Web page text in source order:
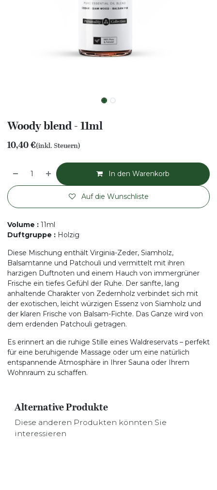
Woody blend - 11ml
10,40€(inkl. Steuern)
In den Warenkorb
Auf die Wunschliste
Volume : 11ml
Duftgruppe : Holzig
Diese Mischung enthält Virginia-Zeder, Siamholz,
Balsamtanne und Patchouli und vermittelt mit ihren
harzigen Duftnoten und einem Hauch von immergrüner
Frische ein tiefes Gefühl der Ruhe. Der sanfte, lang
anhaltende Charakter von Zedernholz verbindet sich mit
der exotischen, leicht würzigen Essenz von Siamholz und
der klaren Frische von Balsam-Fichte. Das Ganze wird von
dem erdenden Patchouli getragen.
Es erinnert an die ruhige Stille eines Waldreservats – perfekt
für eine beruhigende Massage oder um eine natürlich
entspannende Atmosphäre in Ihrer Sauna oder Ihrem
Wohnraum zu schaffen.
Alternative Produkte
Diese anderen Produkten könnten Sie
interessieren